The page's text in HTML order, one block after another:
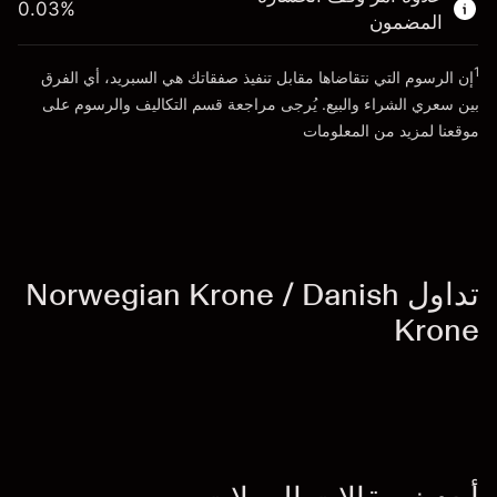
الأموال من الرافعة المالية ~ دولار
DKK 49,000.00
انتقل إلى المنصة
المضمون
0.03%
1إن الرسوم التي نتقاضاها مقابل تنفيذ صفقاتك هي السبريد، أي الفرق
بين سعري الشراء والبيع. يُرجى مراجعة قسم التكاليف والرسوم على
موقعنا لمزيد من المعلومات
تداول Norwegian Krone / Danish
Krone